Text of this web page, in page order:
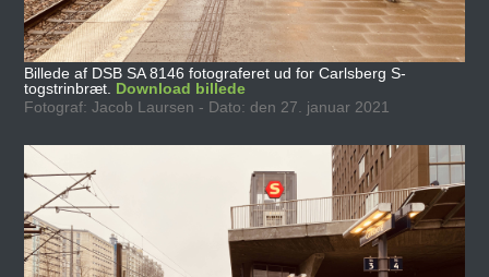
Billede af DSB SA 8146 fotograferet ud for Carlsberg S-
togstrinbræt. Download billede
Fotograf: Jacob Laursen - Dato: den 27. januar 2021